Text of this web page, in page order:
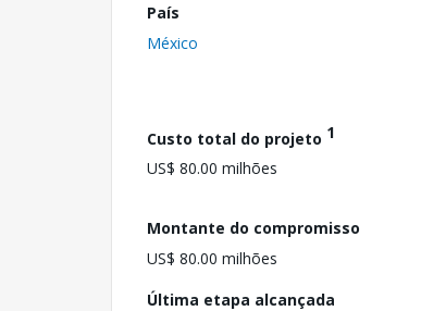
País
México
Custo total do projeto 1
US$ 80.00 milhões
Montante do compromisso
US$ 80.00 milhões
Última etapa alcançada